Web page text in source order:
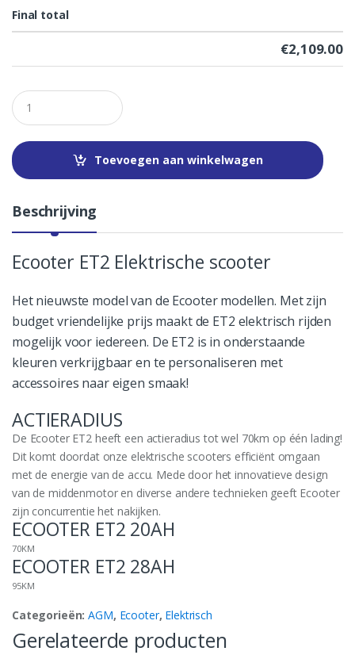
Final total
€2,109.00
Q
u
a
t
i
Toevoegen aan winkelwagen
Beschrijving
Ecooter ET2 Elektrische scooter
Het nieuwste model van de Ecooter modellen. Met zijn
budget vriendelijke prijs maakt de ET2 elektrisch rijden
mogelijk voor iedereen. De ET2 is in onderstaande
kleuren verkrijgbaar en te personaliseren met
accessoires naar eigen smaak!
ACTIERADIUS
De Ecooter ET2 heeft een actieradius tot wel 70km op één lading!
Dit komt doordat onze elektrische scooters efficiënt omgaan
met de energie van de accu. Mede door het innovatieve design
van de middenmotor en diverse andere technieken geeft Ecooter
zijn concurrentie het nakijken.
ECOOTER ET2 20AH
70KM
ECOOTER ET2 28AH
95KM
Categorieën:AGM, Ecooter, Elektrisch
Gerelateerde producten